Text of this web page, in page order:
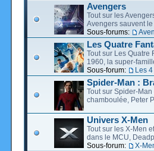
Avengers
Tout sur les
Avengers sauvent le
Sous-forums:
Les Quatre
Tout sur Les Quatre
1960, la super-
Sous-forum:
Les
Spider-Man :
Tout sur Spider-
chamboulée, Peter
Univers X-Men
Tout sur les X-Men
dans le MCU,
Sous-forum:
X-